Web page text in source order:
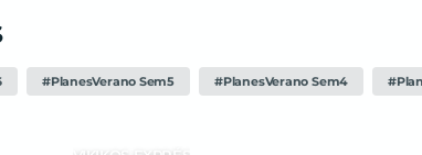
#PlanesVerano Sem5 #PlanesVerano Sem4